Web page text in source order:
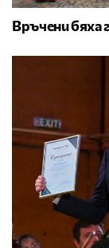
Връчени бяха